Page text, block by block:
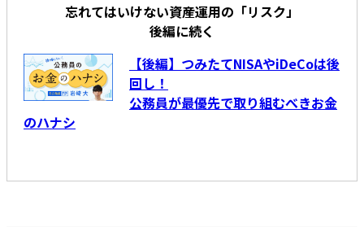
忘れてはいけない資産運用の「リスク」
後編に続く
【後編】つみたてNISAやiDeCoは後
回し！
公務員が最優先で取り組むべきお金
のハナシ